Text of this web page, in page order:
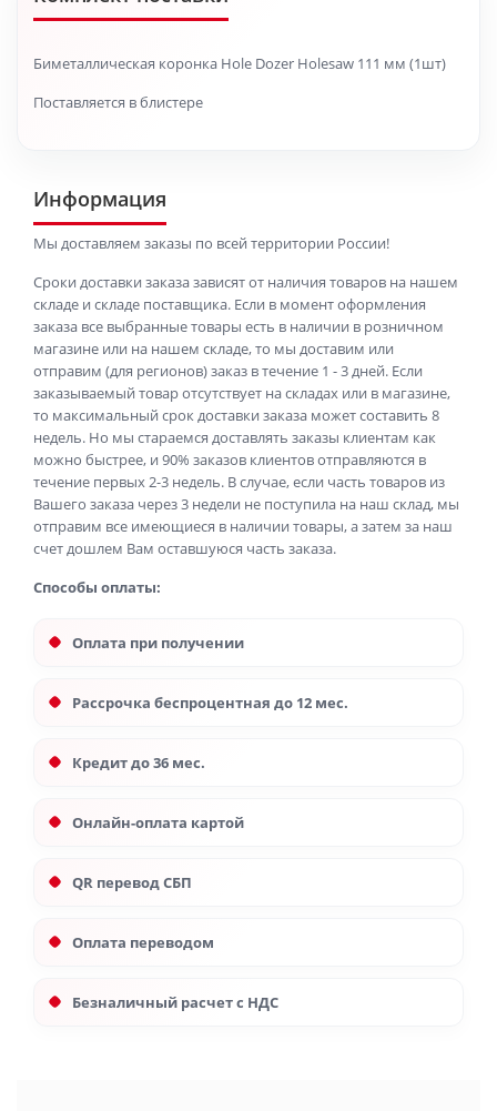
Биметаллическая коронка Hole Dozer Holesaw 111 мм (1шт)
Поставляется в блистере
Информация
Мы доставляем заказы по всей территории России!
Сроки доставки заказа зависят от наличия товаров на нашем
складе и складе поставщика. Если в момент оформления
заказа все выбранные товары есть в наличии в розничном
магазине или на нашем складе, то мы доставим или
отправим (для регионов) заказ в течение 1 - 3 дней. Если
заказываемый товар отсутствует на складах или в магазине,
то максимальный срок доставки заказа может составить 8
недель. Но мы стараемся доставлять заказы клиентам как
можно быстрее, и 90% заказов клиентов отправляются в
течение первых 2-3 недель. В случае, если часть товаров из
Вашего заказа через 3 недели не поступила на наш склад, мы
отправим все имеющиеся в наличии товары, а затем за наш
счет дошлем Вам оставшуюся часть заказа.
Способы оплаты:
Оплата при получении
Рассрочка беспроцентная до 12 мес.
Кредит до 36 мес.
Онлайн-оплата картой
QR перевод СБП
Оплата переводом
Безналичный расчет с НДС